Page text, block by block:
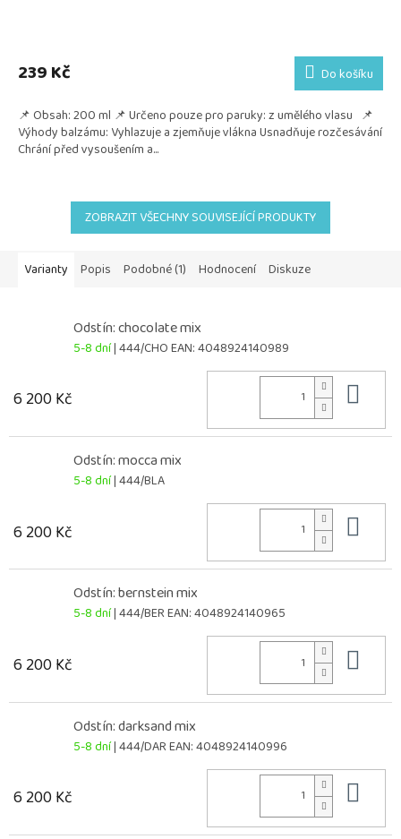
239 Kč Do košíku
📌 Obsah: 200 ml 📌 Určeno pouze pro paruky: z umělého vlasu 📌
Výhody balzámu: Vyhlazuje a zjemňuje vlákna Usnadňuje rozčesávání
Chrání před vysoušením a...
ZOBRAZIT VŠECHNY SOUVISEJÍCÍ PRODUKTY
Varianty Popis Podobné (1) Hodnocení Diskuze
Odstín: chocolate mix
5-8 dní| 444/CHOEAN:4048924140989
6 200 Kč
Odstín: mocca mix
5-8 dní| 444/BLA
6 200 Kč
Odstín: bernstein mix
5-8 dní| 444/BEREAN:4048924140965
6 200 Kč
Odstín: darksand mix
5-8 dní| 444/DAREAN:4048924140996
6 200 Kč